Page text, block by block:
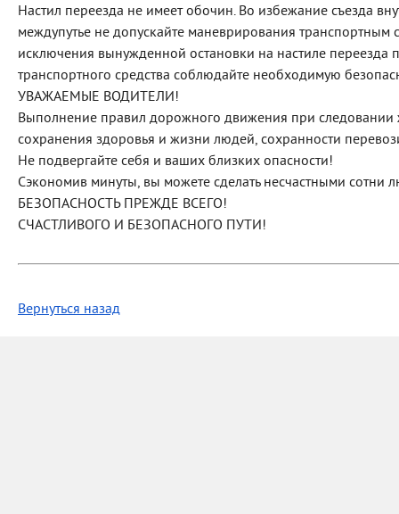
Настил переезда не имеет обочин. Во избежание съезда
междупутье не допускайте маневрирования транспортным
исключения вынужденной остановки на настиле переезда
транспортного средства соблюдайте необходимую
УВАЖАЕМЫЕ ВОДИТЕЛИ!
Выполнение правил дорожного движения при
сохранения здоровья и жизни людей, сохранности
Не подвергайте себя и ваших близких опасности!
Сэкономив минуты, вы можете сделать несчастными сотни
БЕЗОПАСНОСТЬ ПРЕЖДЕ ВСЕГО!
СЧАСТЛИВОГО И БЕЗОПАСНОГО ПУТИ!
Вернуться назад